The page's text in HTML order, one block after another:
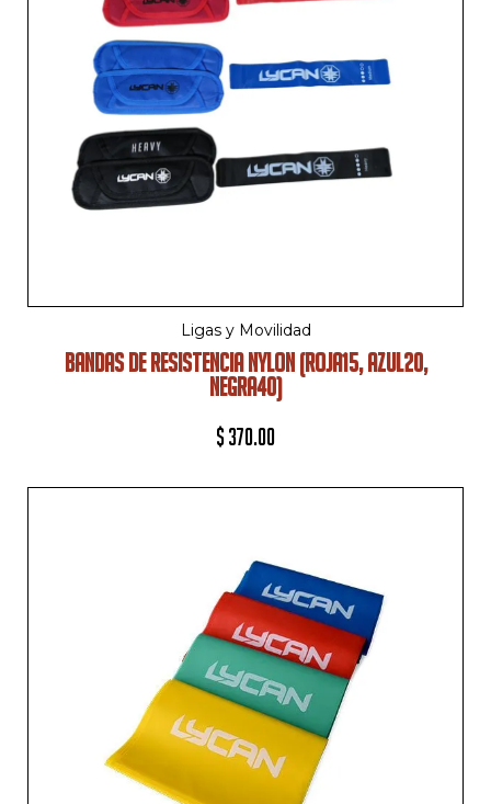
Ligas y Movilidad
BANDAS DE RESISTENCIA NYLON (ROJA15, AZUL20,
NEGRA40)
$370.00